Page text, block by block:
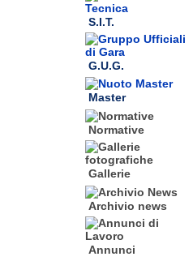
S.I.T.
G.U.G.
Master
Normative
Gallerie
Archivio news
Annunci